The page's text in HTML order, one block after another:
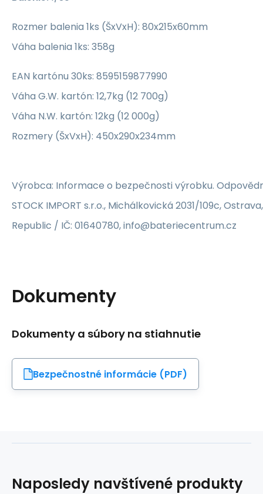
Rozmer balenia 1ks (ŠxVxH): 80x215x60mm
Váha balenia 1ks: 358g
EAN kartónu 30ks: 8595159877990
Váha G.W. kartón: 12,7kg (12 700g)
Váha N.W. kartón: 12kg (12 000g)
Rozmery (ŠxVxH): 450x290x234mm
Výrobca: Informace o bezpečnosti výrobku.
STOCK IMPORT s.r.o., Michálkovická 2031/109c,
Republic / IČ: 01640780, info@bateriecentrum.cz
Dokumenty
Dokumenty a súbory na stiahnutie
Bezpečnostné informácie (PDF)
Naposledy navštívené produkty